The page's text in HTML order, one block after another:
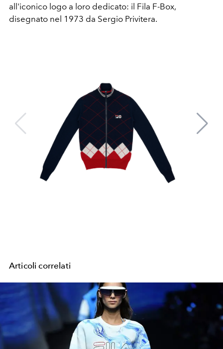
all'iconico logo a loro dedicato: il Fila F-Box,
disegnato nel 1973 da Sergio Privitera.
Articoli correlati